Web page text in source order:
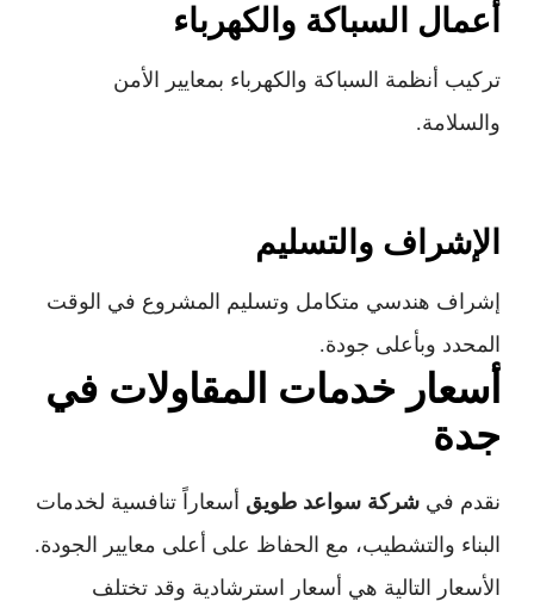
أعمال السباكة والكهرباء
تركيب أنظمة السباكة والكهرباء بمعايير الأمن
والسلامة.
الإشراف والتسليم
إشراف هندسي متكامل وتسليم المشروع في الوقت
المحدد وبأعلى جودة.
أسعار خدمات المقاولات في
جدة
نقدم في شركة سواعد طويق أسعاراً تنافسية لخدمات
البناء والتشطيب، مع الحفاظ على أعلى معايير الجودة.
الأسعار التالية هي أسعار استرشادية وقد تختلف